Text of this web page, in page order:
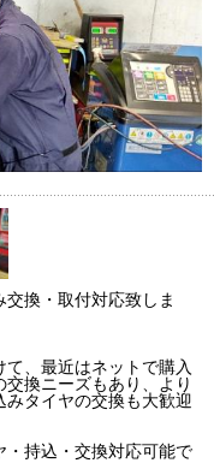
換・取付対応致しま
、最近はネットで購入
換ニーズもあり、より
タイヤの交換も大歓迎
持込・交換対応可能で